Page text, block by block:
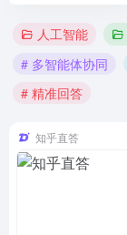
人工智能
# 多智能体协同
# 精准回答
知乎直答